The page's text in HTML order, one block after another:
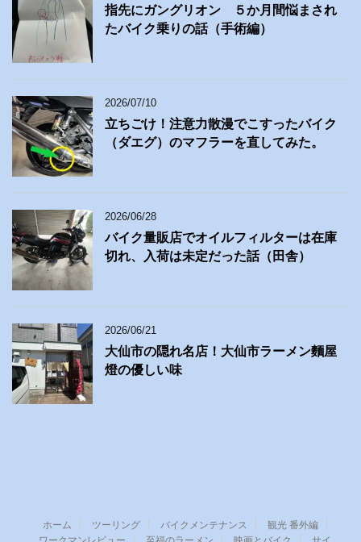
指先にガングリオン ５か月間悩まされ
たバイク乗りの話（手術編）
2026/07/10
立ちごけ！注意力散漫でこすったバイク
（ダエグ）のマフラーを直してみた。
2026/06/28
バイク量販店でオイルフィルターは在庫
切れ、入荷は未定だった話（田舎）
2026/06/21
大仙市の隠れ名店！大仙市ラーメン麵屋
燈の優しい味
ホーム ツーリング バイクメンテナンス
観光 番外編